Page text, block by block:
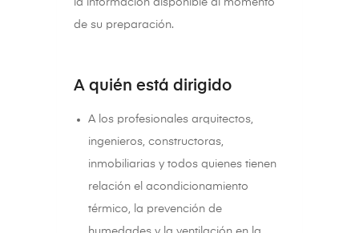
de su preparación.
A quién está dirigido
A los profesionales arquitectos,
ingenieros, constructoras,
inmobiliarias y todos quienes tienen
relación el acondicionamiento
térmico, la prevención de